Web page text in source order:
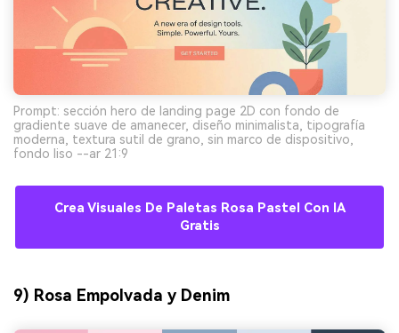
Prompt: sección hero de landing page 2D con fondo de
gradiente suave de amanecer, diseño minimalista, tipografía
moderna, textura sutil de grano, sin marco de dispositivo,
fondo liso --ar 21:9
Crea Visuales De Paletas Rosa Pastel Con IA
Gratis
9) Rosa Empolvada y Denim